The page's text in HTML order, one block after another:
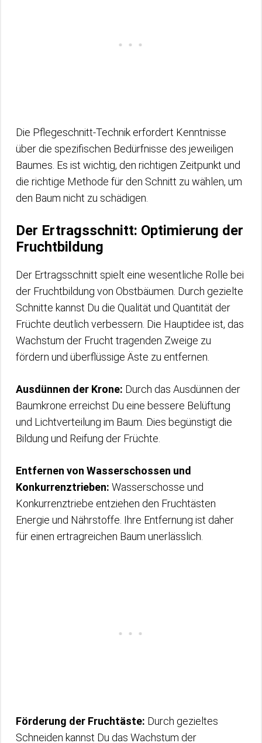
Die Pflegeschnitt-Technik erfordert Kenntnisse
über die spezifischen Bedürfnisse des jeweiligen
Baumes. Es ist wichtig, den richtigen Zeitpunkt und
die richtige Methode für den Schnitt zu wählen, um
den Baum nicht zu schädigen.
Der Ertragsschnitt: Optimierung der
Fruchtbildung
Der Ertragsschnitt spielt eine wesentliche Rolle bei
der Fruchtbildung von Obstbäumen. Durch gezielte
Schnitte kannst Du die Qualität und Quantität der
Früchte deutlich verbessern. Die Hauptidee ist, das
Wachstum der Frucht tragenden Zweige zu
fördern und überflüssige Äste zu entfernen.
Ausdünnen der Krone: Durch das Ausdünnen der
Baumkrone erreichst Du eine bessere Belüftung
und Lichtverteilung im Baum. Dies begünstigt die
Bildung und Reifung der Früchte.
Entfernen von Wasserschossen und
Konkurrenztrieben: Wasserschosse und
Konkurrenztriebe entziehen den Fruchtästen
Energie und Nährstoffe. Ihre Entfernung ist daher
für einen ertragreichen Baum unerlässlich.
Förderung der Fruchtäste: Durch gezieltes
Schneiden kannst Du das Wachstum der